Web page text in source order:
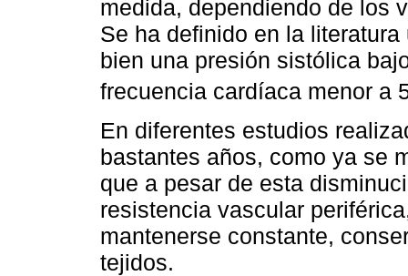
medida, dependiendo de los
Se ha definido en la
bien una presión sistólica
frecuencia cardíaca menor a
En diferentes estudios
bastantes años, como ya se
que a pesar de esta
resistencia vascular
mantenerse constante,
tejidos.